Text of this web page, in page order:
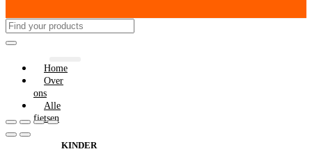
Home
Over
ons
Alle
fietsen
KINDER